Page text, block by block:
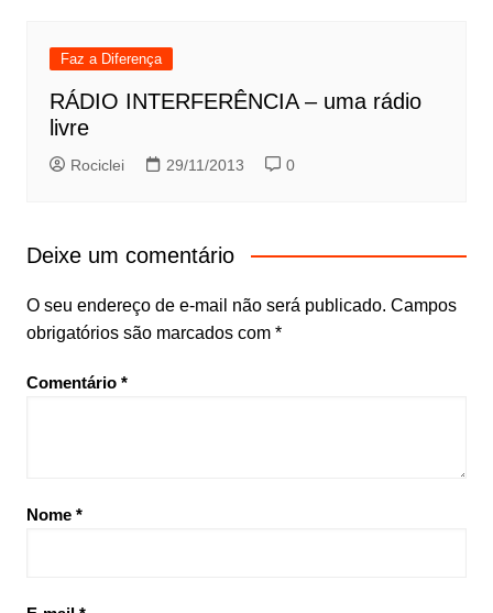
Faz a Diferença
RÁDIO INTERFERÊNCIA – uma rádio
livre
Rociclei 29/11/2013 0
Deixe um comentário
O seu endereço de e-mail não será publicado. Campos
obrigatórios são marcados com *
Comentário *
Nome *